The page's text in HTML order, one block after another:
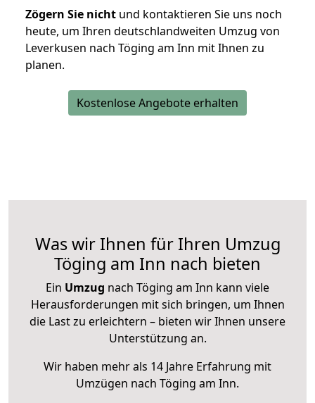
Zögern Sie nicht und kontaktieren Sie uns noch
heute, um Ihren deutschlandweiten Umzug von
Leverkusen nach Töging am Inn mit Ihnen zu
planen.
Kostenlose Angebote erhalten
Was wir Ihnen für Ihren Umzug
Töging am Inn nach bieten
Ein Umzug nach Töging am Inn kann viele
Herausforderungen mit sich bringen, um Ihnen
die Last zu erleichtern – bieten wir Ihnen unsere
Unterstützung an.
Wir haben mehr als 14 Jahre Erfahrung mit
Umzügen nach Töging am Inn.